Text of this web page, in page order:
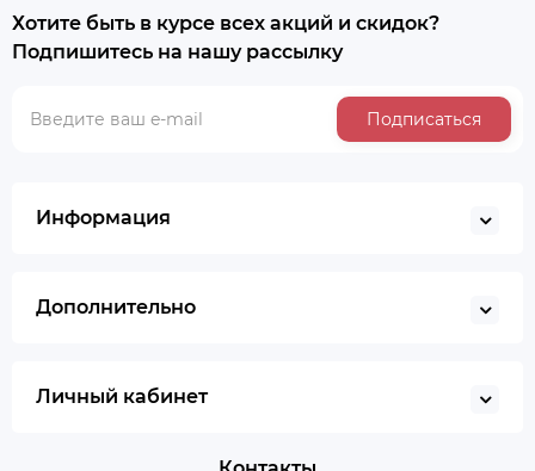
Хотите быть в курсе всех акций и скидок?
Подпишитесь на нашу рассылку
Подписаться
Информация
Дополнительно
Личный кабинет